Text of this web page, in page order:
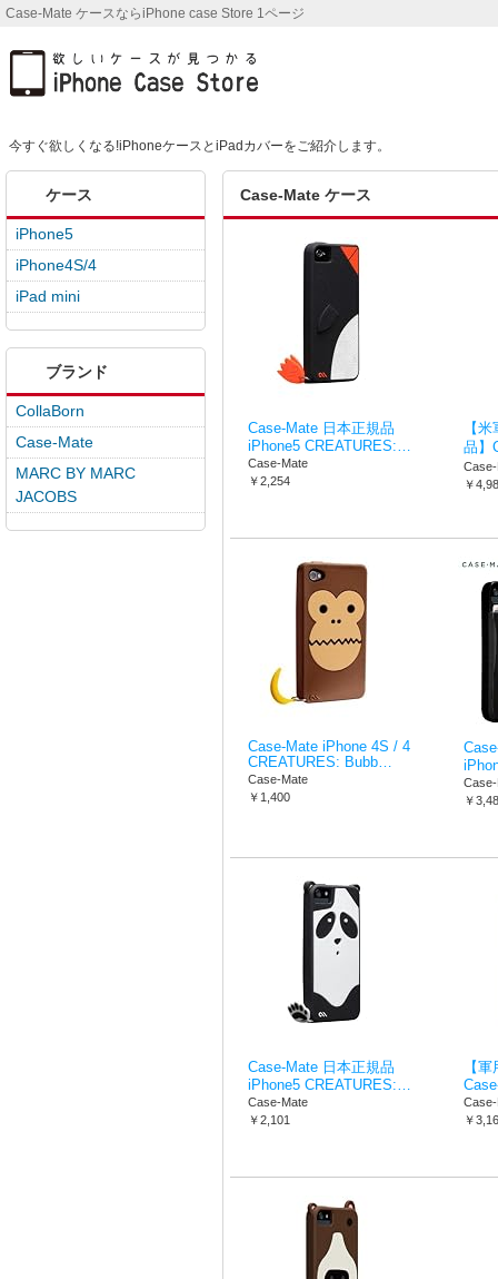
Case-Mate ケースならiPhone case Store 1ページ
今すぐ欲しくなる!iPhoneケースとiPadカバーをご紹介します。
ケース
iPhone5
iPhone4S/4
iPad mini
ブランド
CollaBorn
Case-Mate
MARC BY MARC
JACOBS
Case-Mate ケース
Case-Mate 日本正規品
iPhone5 CREATURES:…
Case-Mate
￥2,254
【
品】
￥
Case-Mate iPhone 4S / 4
CREATURES: Bubb…
Case-Mate
￥1,400
￥
Case-Mate 日本正規品
iPhone5 CREATURES:…
Case-Mate
￥2,101
【
￥